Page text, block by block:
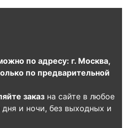
по адресу: г. Москва,
по предварительной
заказ на сайте в любое
и ночи, без выходных и